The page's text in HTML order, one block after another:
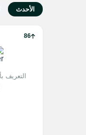
الأحدث
86